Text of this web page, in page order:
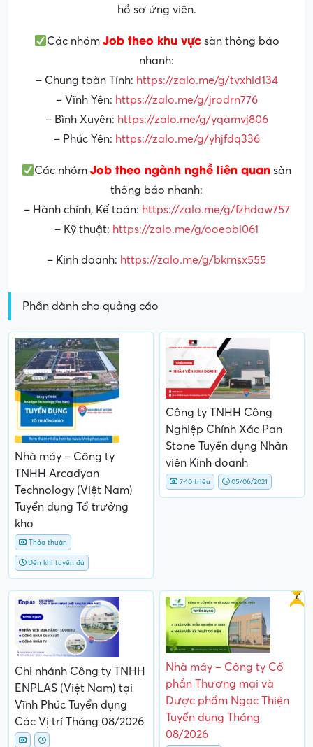
hồ sơ ứng viên.
Các nhóm Job theo khu vựcsàn thông báo
nhanh:
– Chung toàn Tỉnh: https://zalo.me/g/tvxhld134
– Vĩnh Yên: https://zalo.me/g/jrodrn776
– Bình Xuyên: https://zalo.me/g/yqamvj806
– Phúc Yên: https://zalo.me/g/yhjfdq336
Các nhómJob theo ngành nghề liên quan sàn
thông báo nhanh:
– Hành chính, Kế toán: https://zalo.me/g/fzhdow757
– Kỹ thuật: https://zalo.me/g/ooeobi061
– Kinh doanh: https://zalo.me/g/bkrnsx555
Phần dành cho quảng cáo
Nhà máy – Công ty
TNHH Arcadyan
Technology (Việt Nam)
Tuyển dụng Tổ trưởng
kho
Thỏa thuận
Đến khi tuyển đủ
Công ty TNHH Công
Nghiệp Chính Xác Pan
Stone Tuyển dụng Nhân
viên Kinh doanh
7-10 triệu 05/06/2021
Chi nhánh Công ty TNHH
ENPLAS (Việt Nam) tại
Vĩnh Phúc Tuyển dụng
Các Vị trí Tháng 08/2026
Gấp
Nhà máy – Công ty Cổ
phần Thương mại và
Dược phẩm Ngọc Thiện
Tuyển dụng Tháng
08/2026